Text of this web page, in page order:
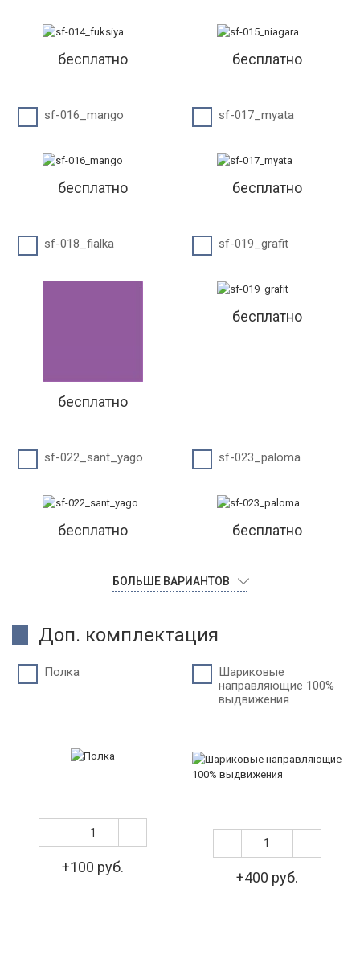
бесплатно бесплатно
sf-016_mango
бесплатно
sf-017_myata
бесплатно
sf-018_fialka
бесплатно
sf-019_grafit
бесплатно
sf-022_sant_yago
бесплатно
sf-023_paloma
бесплатно
БОЛЬШЕ ВАРИАНТОВ
Доп. комплектация
Полка
+100 руб.
Шариковые
направляющие 100%
выдвижения
+400 руб.